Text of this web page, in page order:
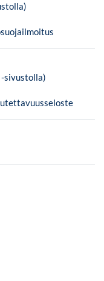
sivustolla)